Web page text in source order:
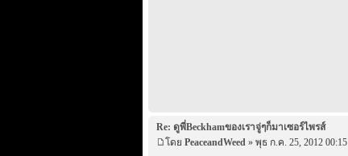
Re: ดูพี่Beckhamของเราจู่ๆก็มาเซอร์ไพรส์
โดย PeaceandWeed » พุธ ก.ค. 25, 2012 00:15